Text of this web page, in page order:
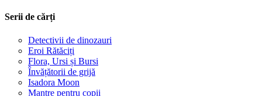
Serii de cărți
Detectivii de dinozauri
Eroi Rătăciți
Flora, Ursi și Bursi
Învățătorii de grijă
Isadora Moon
Mantre pentru copii